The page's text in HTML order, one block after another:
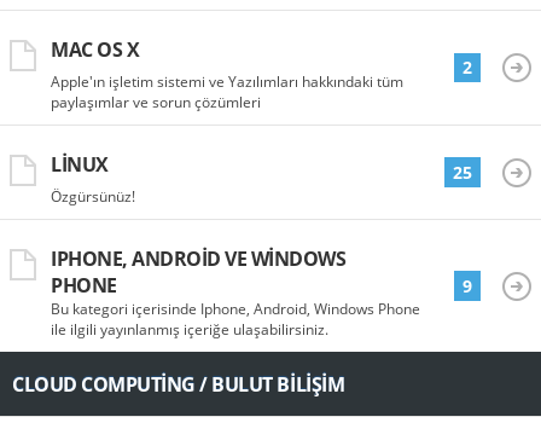
MAC OS X
Apple'ın işletim sistemi ve Yazılımları hakkındaki tüm
paylaşımlar ve sorun çözümleri
2
LINUX
Özgürsünüz!
25
IPHONE, ANDROID VE WINDOWS
PHONE
Bu kategori içerisinde Iphone, Android, Windows Phone
ile ilgili yayınlanmış içeriğe ulaşabilirsiniz.
9
CLOUD COMPUTING / BULUT BILIŞIM